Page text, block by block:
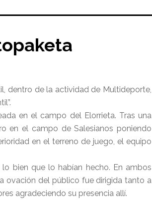
dentro de la actividad de Multideporte,
en el campo del Elorrieta. Tras una
en el campo de Salesianos poniendo
en el terreno de juego, el equipo
bien que lo habían hecho. En ambos
ovación del público fue dirigida tanto a
agradeciendo su presencia allí.